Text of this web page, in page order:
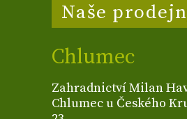
Naše
Chlumec
Zahradnictví Milan
Chlumec u Českého